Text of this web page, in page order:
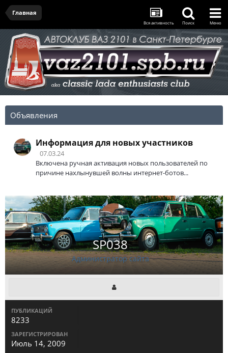
Главная
Вся активность Поиск Меню
Объявления
Информация для новых участников
07.03.24
Включена ручная активация новых пользователей по
причине нахлынувшей волны интернет-ботов...
SP038
Администратор сайта
ПУБЛИКАЦИЙ
8233
ЗАРЕГИСТРИРОВАН
Июль 14, 2009